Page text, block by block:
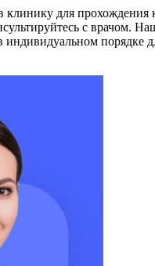
для прохождения
с врачом.
индивидуальном порядке